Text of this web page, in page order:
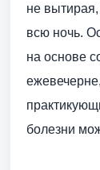
не
всю ночь.
на основе
болезни